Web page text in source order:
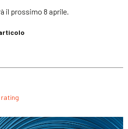
il prossimo 8 aprile.
rating